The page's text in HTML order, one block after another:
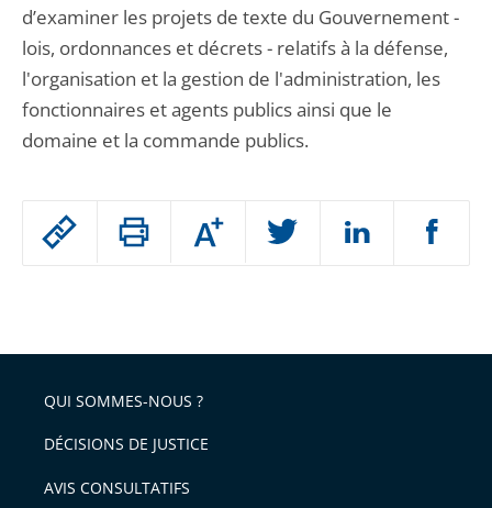
Passer
arriver
après
Augmenter
ou
l'article
pour
avant
d’examiner les projets de texte du Gouvernement -
lois, ordonnances et décrets - relatifs à la défense,
l'organisation et la gestion de l'administration, les
fonctionnaires et agents publics ainsi que le
domaine et la commande publics.
QUI SOMMES-NOUS ?
DÉCISIONS DE JUSTICE
AVIS CONSULTATIFS